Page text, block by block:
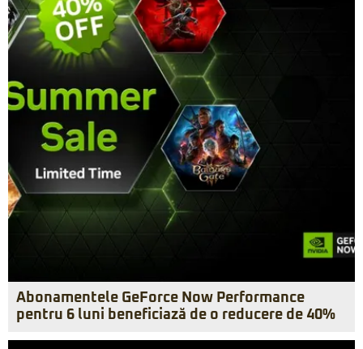
Abonamentele GeForce Now Performance
pentru 6 luni beneficiază de o reducere de 40%